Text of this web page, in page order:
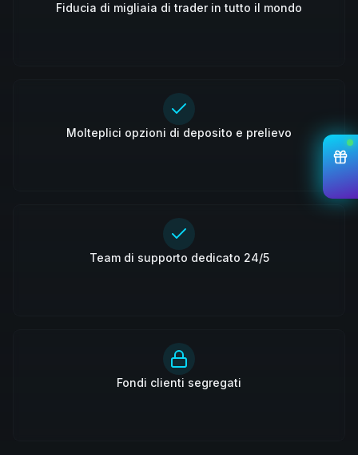
Fiducia di migliaia di trader in tutto il mondo
Molteplici opzioni di deposito e prelievo
Team di supporto dedicato 24/5
Fondi clienti segregati